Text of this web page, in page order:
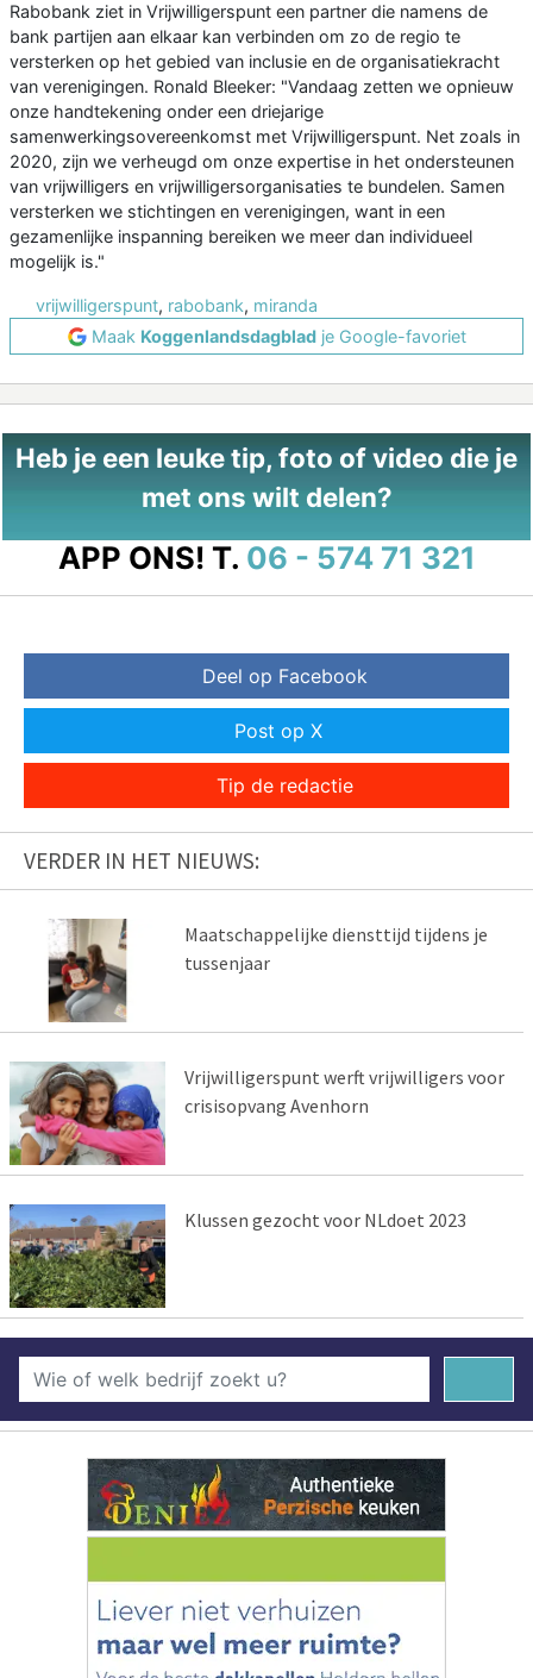
Rabobank ziet in Vrijwilligerspunt een partner die namens de
bank partijen aan elkaar kan verbinden om zo de regio te
versterken op het gebied van inclusie en de organisatiekracht
van verenigingen. Ronald Bleeker: "Vandaag zetten we opnieuw
onze handtekening onder een driejarige
samenwerkingsovereenkomst met Vrijwilligerspunt. Net zoals in
2020, zijn we verheugd om onze expertise in het ondersteunen
van vrijwilligers en vrijwilligersorganisaties te bundelen. Samen
versterken we stichtingen en verenigingen, want in een
gezamenlijke inspanning bereiken we meer dan individueel
mogelijk is."
vrijwilligerspunt, rabobank, miranda
Maak Koggenlandsdagbladje Google-favoriet
Heb je een leuke tip, foto of video die je
met ons wilt delen?
APP ONS! T. 06 - 574 71 321
Deel op Facebook
Post op X
Tip de redactie
VERDER IN HET NIEUWS:
Maatschappelijke diensttijd tijdens je
tussenjaar
Vrijwilligerspunt werft vrijwilligers voor
crisisopvang Avenhorn
Klussen gezocht voor NLdoet 2023